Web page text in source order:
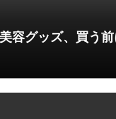
容グッズ、買う